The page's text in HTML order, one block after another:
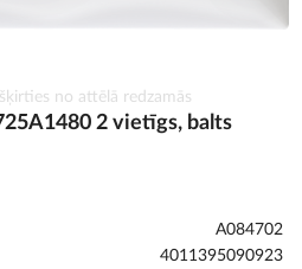
no attēlā redzamās
2 vietīgs, balts
A084702
4011395090923